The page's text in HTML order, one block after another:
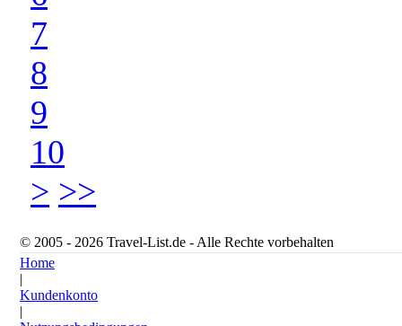
7
8
9
10
> >>
© 2005 - 2026 Travel-List.de - Alle Rechte vorbehalten
Home
|
Kundenkonto
|